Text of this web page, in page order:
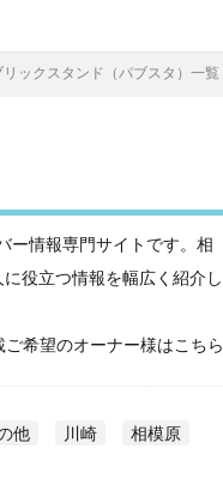
ックスタンド（パブスタ）一覧
ー情報専門サイトです。相
役立つ情報を幅広く紹介し
希望のオーナー様はこちら
他 川崎 相模原